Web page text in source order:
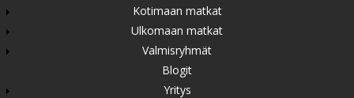
Kotimaan matkat
Ulkomaan matkat
Valmisryhmät
Blogit
Yritys